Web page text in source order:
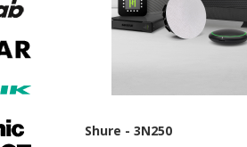
Shure - 3N250